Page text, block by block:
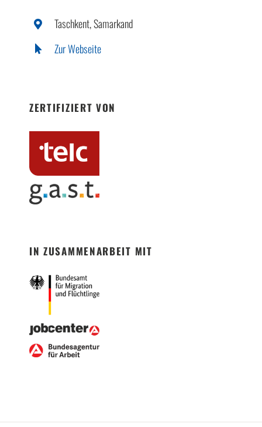
Taschkent, Samarkand
Zur Webseite
ZERTIFIZIERT VON
IN ZUSAMMENARBEIT MIT